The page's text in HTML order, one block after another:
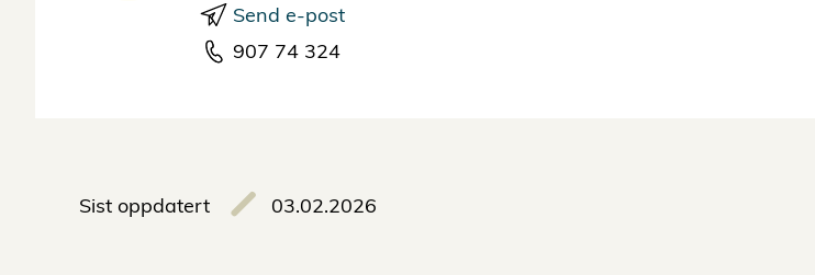
Send e-post
907 74 324
Sist oppdatert 03.02.2026